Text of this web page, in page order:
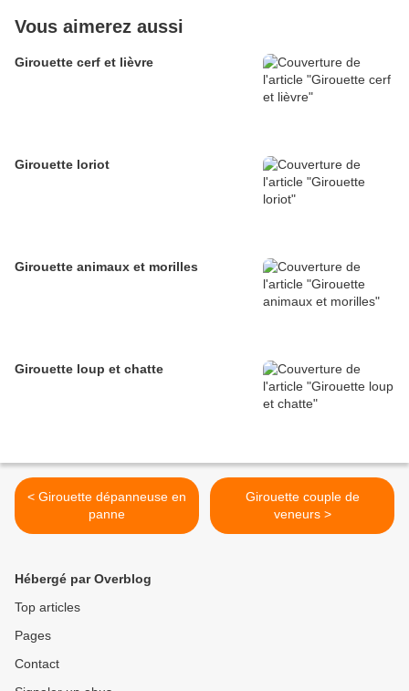
Vous aimerez aussi
Girouette cerf et lièvre
Girouette loriot
Girouette animaux et morilles
Girouette loup et chatte
< Girouette dépanneuse en
panne
Girouette couple de
veneurs >
Hébergé par Overblog
Top articles
Pages
Contact